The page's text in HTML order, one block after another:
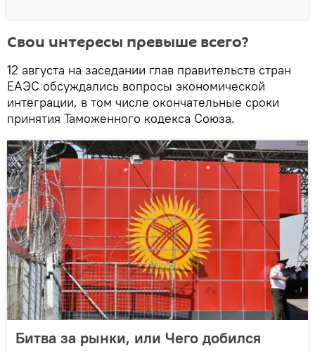
Свои интересы превыше всего?
12 августа на заседании глав правительств стран
ЕАЭС обсуждались вопросы экономической
интеграции, в том числе окончательные сроки
принятия Таможенного кодекса Союза.
Битва за рынки, или Чего добился